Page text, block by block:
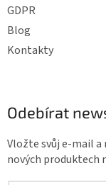
GDPR
Blog
Kontakty
Odebírat
Vložte svůj e-mail
nových produktech